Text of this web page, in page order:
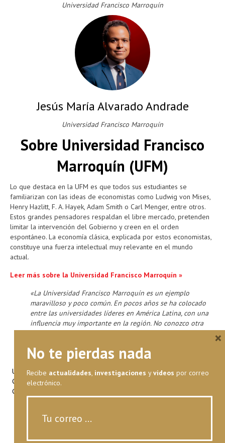
Universidad Francisco Marroquín
Jesús María Alvarado Andrade
Universidad Francisco Marroquín
Sobre Universidad Francisco
Marroquín (UFM)
Lo que destaca en la UFM es que todos sus estudiantes se
familiarizan con las ideas de economistas como Ludwig von Mises,
Henry Hazlitt, F. A. Hayek, Adam Smith o Carl Menger, entre otros.
Estos grandes pensadores respaldan el libre mercado, pretenden
limitar la intervención del Gobierno y creen en el orden
espontáneo. La economía clásica, explicada por estos economistas,
constituye una fuerza intelectual muy relevante en el mundo
actual.
Leer más sobre la Universidad Francisco Marroquín »
«La Universidad Francisco Marroquín es un ejemplo
maravilloso y poco común. En pocos años se ha colocado
entre las universidades líderes en América Latina, con una
influencia muy importante en la región. No conozco otra
historia de éxito.»--Milton Friedman.
Universidad Francisco Marroquín
Calle Manuel F. Ayau
Guatemala, Guatemala 01010
No te pierdas nada
Recibe actualidades, investigaciones yvideos por correo
electrónico.
×